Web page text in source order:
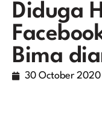
Diduga
Bima
30 October 2020